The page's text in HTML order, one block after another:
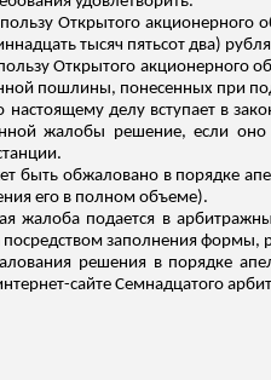
Открытого акционерного
тысяч пятьсот два)
Открытого акционерного
пошлины, понесенных при
делу вступает в
жалобы решение, если оно
быть обжаловано в порядке
его в полном объеме).
жалоба подается в
заполнения формы,
решения в порядке
сайте Семнадцатого